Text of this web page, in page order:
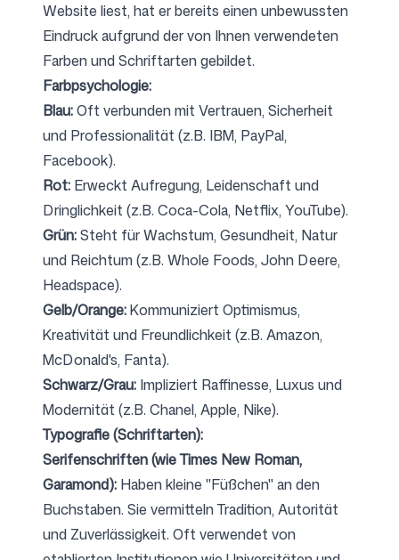
Website liest, hat er bereits einen unbewussten
Eindruck aufgrund der von Ihnen verwendeten
Farben und Schriftarten gebildet.
Farbpsychologie:
Blau:Oft verbunden mit Vertrauen, Sicherheit
und Professionalität (z.B. IBM, PayPal,
Facebook).
Rot: Erweckt Aufregung, Leidenschaft und
Dringlichkeit (z.B. Coca-Cola, Netflix, YouTube).
Grün:Steht für Wachstum, Gesundheit, Natur
und Reichtum (z.B. Whole Foods, John Deere,
Headspace).
Gelb/Orange:Kommuniziert Optimismus,
Kreativität und Freundlichkeit (z.B. Amazon,
McDonald's, Fanta).
Schwarz/Grau: Impliziert Raffinesse, Luxus und
Modernität (z.B. Chanel, Apple, Nike).
Typografie (Schriftarten):
Serifenschriften (wie Times New Roman,
Garamond): Haben kleine "Füßchen" an den
Buchstaben. Sie vermitteln Tradition, Autorität
und Zuverlässigkeit. Oft verwendet von